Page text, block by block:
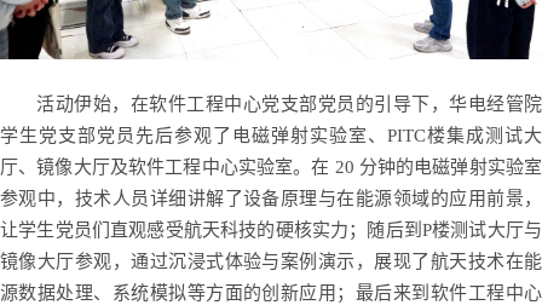
活动伊始，在软件工程中心党支部党员的引导下，华电经管院
学生党支部党员先后参观了电磁弹射实验室、PITC楼集成测试大
厅、镜像大厅及软件工程中心实验室。在 20 分钟的电磁弹射实验室
参观中，技术人员详细讲解了设备原理与在能源领域的应用前景，
让学生党员们直观感受航天科技的硬核实力；随后到P楼测试大厅与
镜像大厅参观，通过沉浸式体验与案例演示，展现了航天技术在能
源数据处理、系统模拟等方面的创新应用；最后来到软件工程中心